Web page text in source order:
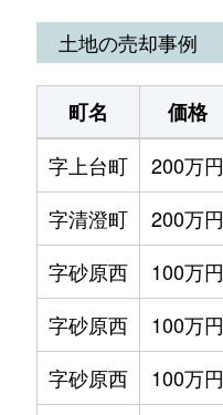
土地の売却事例
町名 価格
字上台町
200万円
字清澄町
200万円
字砂原西
100万円
字砂原西
100万円
字砂原西
100万円